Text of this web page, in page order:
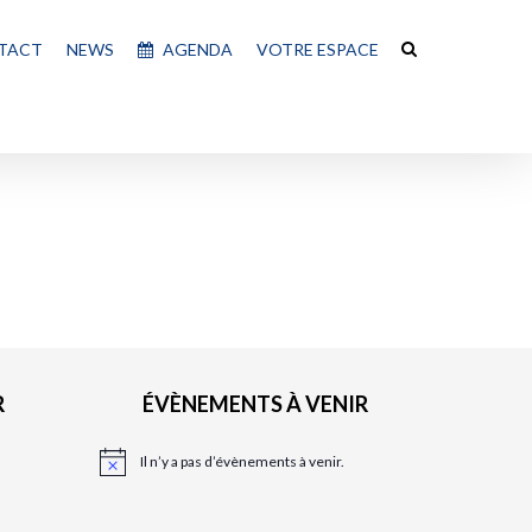
NEWS AGENDA VOTRE ESPACE
ÉVÈNEMENTS À VENIR
N
Il n’y a pas d’évènements à venir.